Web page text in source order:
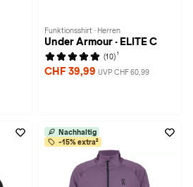
Funktionsshirt · Herren
Under Armour · ELITE C
(10) 1
CHF 39,99 UVP CHF 60,99
Nachhaltig
-15% extra²